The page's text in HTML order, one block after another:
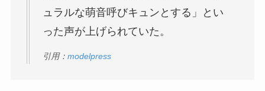
ュラルな萌音呼びキュンとする」とい
った声が上げられていた。
引用： modelpress